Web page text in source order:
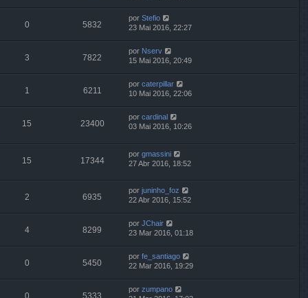
0 5832
por Stefio
23 Mai 2016, 22:27
3 7822
por Nserv
15 Mai 2016, 20:49
1 6211
por caterpillar
10 Mai 2016, 22:06
15 23400
por cardinal
03 Mai 2016, 10:26
15 17344
por gmassini
27 Abr 2016, 18:52
2 6935
por juninho_foz
22 Abr 2016, 15:52
4 8299
por JChair
23 Mar 2016, 01:18
0 5450
por fe_santiago
22 Mar 2016, 19:29
0 5333
por zumpano